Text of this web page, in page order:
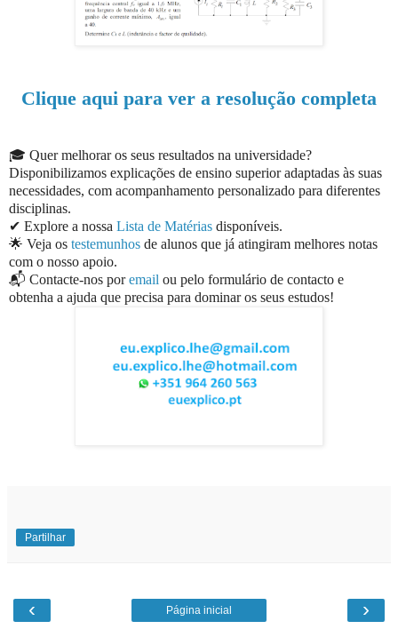
Clique aqui para ver a resolução completa
🎓 Quer melhorar os seus resultados na universidade?
Disponibilizamos explicações de ensino superior adaptadas às suas
necessidades, com acompanhamento personalizado para diferentes
disciplinas.
✔ Explore a nossa Lista de Matérias disponíveis.
🌟 Veja os testemunhos de alunos que já atingiram melhores notas
com o nosso apoio.
📬 Contacte-nos poremail ou pelo formulário de contacto e
obtenha a ajuda que precisa para dominar os seus estudos!
Partilhar
‹ ›
Página inicial